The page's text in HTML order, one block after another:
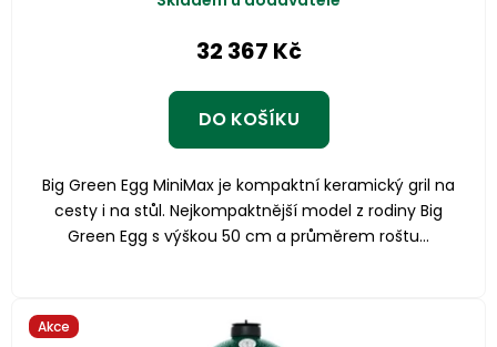
32 367 Kč
DO KOŠÍKU
Big Green Egg MiniMax je kompaktní keramický gril na
cesty i na stůl. Nejkompaktnější model z rodiny Big
Green Egg s výškou 50 cm a průměrem roštu...
Akce